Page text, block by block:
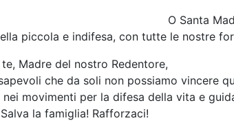
O Santa
piccola e indifesa, con tutte le nostre
Madre del nostro Redentore,
che da soli non possiamo vincere
nei movimenti per la difesa della vita e
la famiglia! Rafforzaci!